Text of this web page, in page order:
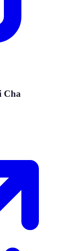
Cha